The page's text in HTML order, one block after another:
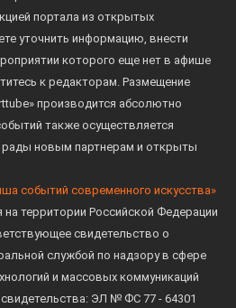
портала из открытых
уточнить информацию, внести
которого еще нет в афише
к редакторам. Размещение
производится абсолютно
также осуществляется
новым партнерам и открыты
событий современного искусства»
территории Российской Федерации
свидетельство о
службой по надзору в сфере
и массовых коммуникаций
ЭЛ № ФС 77 - 64301